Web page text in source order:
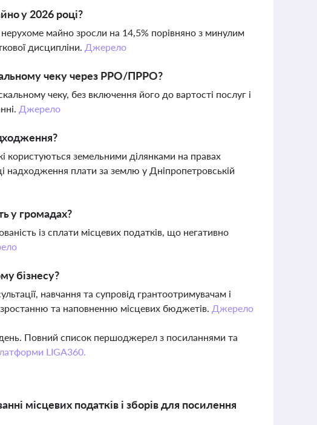
у 2026 році?
майно зросли на 14,5% порівняно з минулим
дисципліни. Джерело
чеку через РРО/ПРРО?
чеку, без включення його до вартості послуг і
Джерело
користуються земельними ділянками на правах
надходження плати за землю у Дніпропетровській
у громадах?
із сплати місцевих податків, що негативно
бізнесу?
навчання та супровід грантоотримувачам і
та наповненню місцевих бюджетів. Джерело
Повний список першоджерел з посиланнями та
LIGA360.
місцевих податків і зборів для посилення